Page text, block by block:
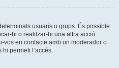
usuaris o grups. És possible
hi o realitzar-hi una altra acció
vos en contacte amb un moderador o
permeti l’accés.